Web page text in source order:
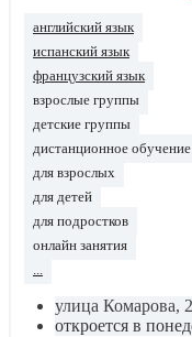
английский язык
испанский язык
французский язык
взрослые группы
детские группы
дистанционное обучение
для взрослых
для детей
для подростков
онлайн занятия
...
улица Комарова,
откроется в